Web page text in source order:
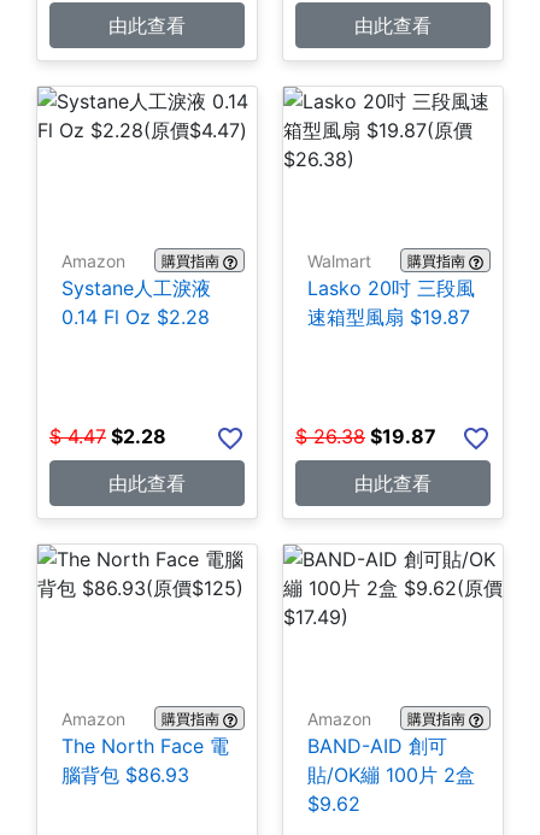
由此查看
由此查看
Amazon 購買指南
Systane人工淚液
0.14 Fl Oz $2.28
$ 4.47 $2.28
由此查看
Walmart 購買指南
Lasko 20吋 三段風
速箱型風扇 $19.87
$ 26.38 $19.87
由此查看
Amazon 購買指南
The North Face 電
腦背包 $86.93
Amazon 購買指南
BAND-AID 創可
貼/OK繃 100片 2盒
$9.62